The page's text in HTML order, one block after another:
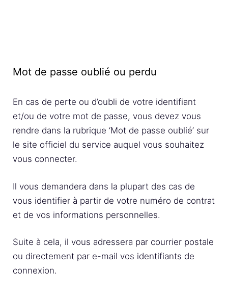
Mot de passe oublié ou perdu
En cas de perte ou d’oubli de votre identifiant
et/ou de votre mot de passe, vous devez vous
rendre dans la rubrique ‘Mot de passe oublié’ sur
le site officiel du service auquel vous souhaitez
vous connecter.
Il vous demandera dans la plupart des cas de
vous identifier à partir de votre numéro de contrat
et de vos informations personnelles.
Suite à cela, il vous adressera par courrier postale
ou directement par e-mail vos identifiants de
connexion.